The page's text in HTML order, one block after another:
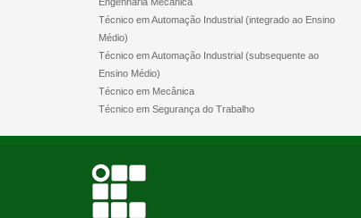
Técnico em Automação Industrial (integrado ao Ensino
Médio)
Técnico em Automação Industrial (subsequente ao
Ensino Médio)
Técnico em Mecânica
Técnico em Segurança do Trabalho